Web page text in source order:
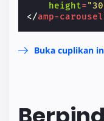
height=
</amp-carousel
Buka cuplikan